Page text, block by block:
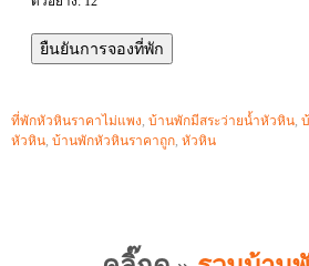
ที่พักหัวหินราคาไม่แพง, บ้านพักมีสระว่ายน้ำหัวหิน,
หัวหิน, บ้านพักหัวหินราคาถูก, หัวหิน